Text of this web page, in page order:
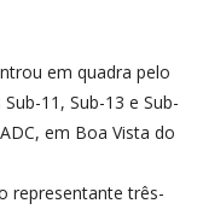
em quadra pelo
11, Sub-13 e Sub-
em Boa Vista do
representante três-